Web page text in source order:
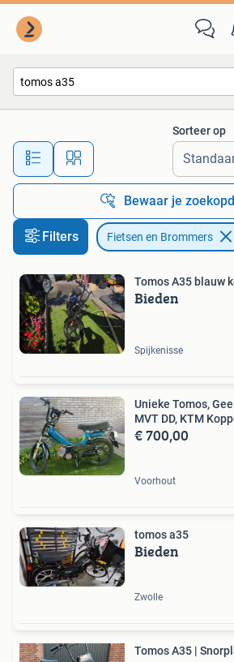
Alle afstanden…
Sorteer op
Bewaar je
Filters Fietsen en Brommers
Tomos A35 blauw
Bieden
Spijkenisse
Unieke Tomos,
MVT DD, KTM
€ 700,00
Voorhout
tomos a35
Bieden
Zwolle
Tomos A35 |